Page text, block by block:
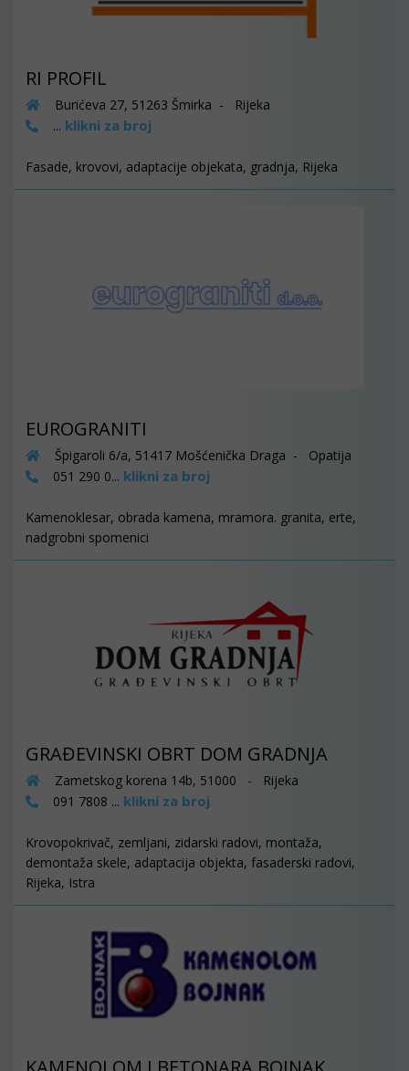
RI PROFIL
Burićeva 27, 51263 Šmirka - Rijeka
... klikni za broj
Fasade, krovovi, adaptacije objekata, gradnja, Rijeka
EUROGRANITI
Špigaroli 6/a, 51417 Mošćenička Draga - Opatija
051 290 0... klikni za broj
Kamenoklesar, obrada kamena, mramora. granita, erte,
nadgrobni spomenici
GRAĐEVINSKI OBRT DOM GRADNJA
Zametskog korena 14b, 51000 - Rijeka
091 7808 ... klikni za broj
Krovopokrivač, zemljani, zidarski radovi, montaža,
demontaža skele, adaptacija objekta, fasaderski radovi,
Rijeka, Istra